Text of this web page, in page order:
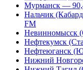
Мурманск —
Нальчик
FM
Невинномысск
Нефтекумск
Нефтеюганск
Нижний